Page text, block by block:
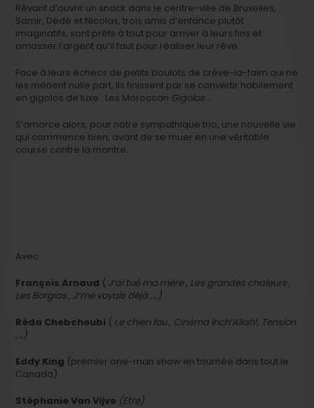
Rêvant d’ouvrir un snack dans le centre-ville de Bruxelles,
Samir, Dédé et Nicolas, trois amis d’enfance plutôt
imaginatifs, sont prêts à tout pour arriver à leurs fins et
amasser l’argent qu’il faut pour réaliser leur rêve.
Face à leurs échecs de petits boulots de crève-la-faim qui ne
les mènent nulle part, ils finissent par se convertir habilement
en gigolos de luxe : Les Moroccan Gigolos…
S’amorce alors, pour notre sympathique trio, une nouvelle vie
qui commence bien, avant de se muer en une véritable
course contre la montre…
Avec
François Arnaud ( J’ai tué ma mère , Les grandes chaleurs ,
Les Borgias , J’me voyais déjà ,…)
Réda Chebchoubi ( Le chien fou , Cinéma Inch’Allah!, Tension
,…)
Eddy King (premier one-man show en tournée dans tout le
Canada)
Stéphanie Van Vijve (Etre)